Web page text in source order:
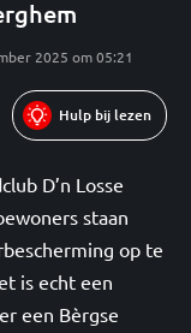
2025 om 05:21
Hulp bij lezen
D’n Losse
staan
op te
is echt een
een Bèrgse